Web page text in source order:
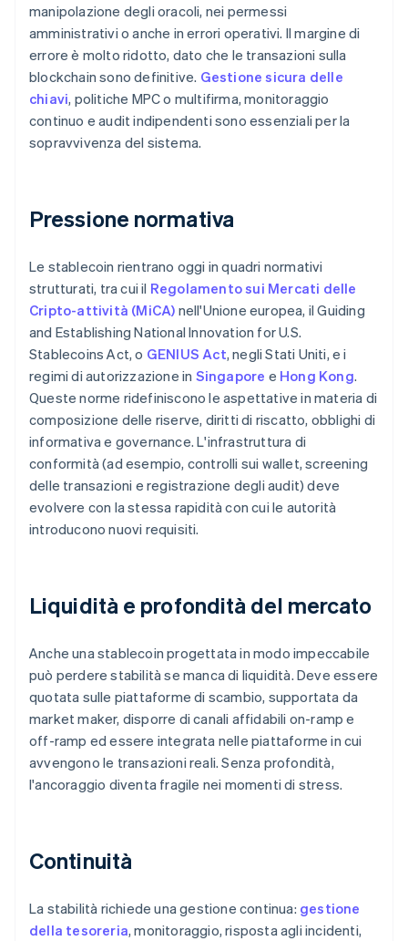
manipolazione degli oracoli, nei permessi
amministrativi o anche in errori operativi. Il margine di
errore è molto ridotto, dato che le transazioni sulla
blockchain sono definitive. Gestione sicura delle
chiavi, politiche MPC o multifirma, monitoraggio
continuo e audit indipendenti sono essenziali per la
sopravvivenza del sistema.
Pressione normativa
Le stablecoin rientrano oggi in quadri normativi
strutturati, tra cui il Regolamento sui Mercati delle
Cripto-attività (MiCA) nell'Unione europea, il Guiding
and Establishing National Innovation for U.S.
Stablecoins Act, o GENIUS Act, negli Stati Uniti, e i
regimi di autorizzazione in Singapore e Hong Kong.
Queste norme ridefiniscono le aspettative in materia di
composizione delle riserve, diritti di riscatto, obblighi di
informativa e governance. L'infrastruttura di
conformità (ad esempio, controlli sui wallet, screening
delle transazioni e registrazione degli audit) deve
evolvere con la stessa rapidità con cui le autorità
introducono nuovi requisiti.
Liquidità e profondità del mercato
Anche una stablecoin progettata in modo impeccabile
può perdere stabilità se manca di liquidità. Deve essere
quotata sulle piattaforme di scambio, supportata da
market maker, disporre di canali affidabili on-ramp e
off-ramp ed essere integrata nelle piattaforme in cui
avvengono le transazioni reali. Senza profondità,
l'ancoraggio diventa fragile nei momenti di stress.
Continuità
La stabilità richiede una gestione continua: gestione
della tesoreria, monitoraggio, risposta agli incidenti,